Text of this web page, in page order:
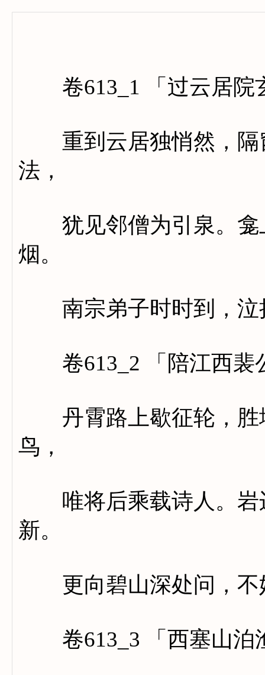
卷613_1 「过云居院
重到云居独悄然，隔
法，
犹见邻僧为引泉。龛
烟。
南宗弟子时时到，泣
卷613_2 「陪江西裴
丹霄路上歇征轮，胜
鸟，
唯将后乘载诗人。岩
新。
更向碧山深处问，不
卷613_3 「西塞山泊